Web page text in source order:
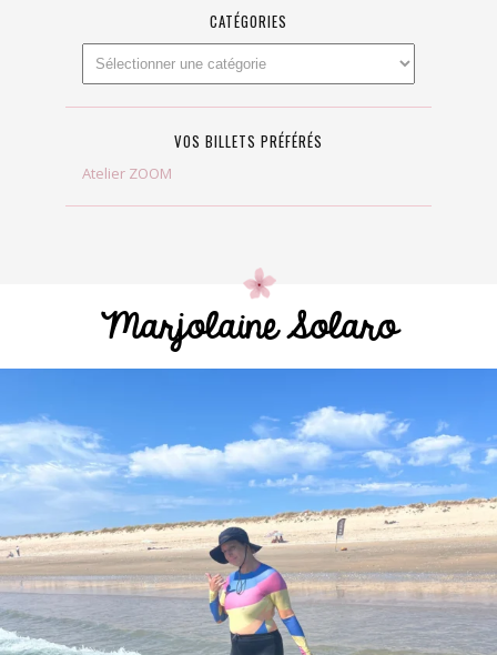
CATÉGORIES
VOS BILLETS PRÉFÉRÉS
Atelier ZOOM
Marjolaine Solaro